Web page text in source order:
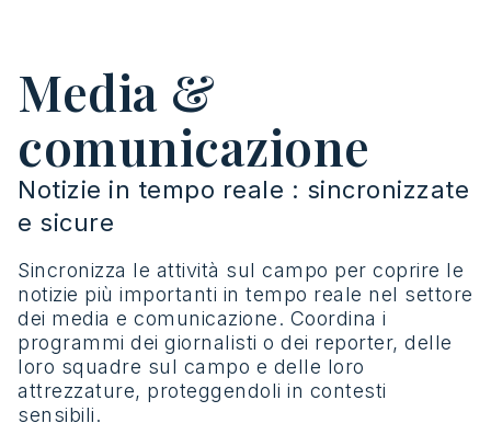
Media &
comunicazione
Notizie in tempo reale : sincronizzate
e sicure
Sincronizza le attività sul campo per coprire le
notizie più importanti in tempo reale nel settore
dei media e comunicazione. Coordina i
programmi dei giornalisti o dei reporter, delle
loro squadre sul campo e delle loro
attrezzature, proteggendoli in contesti
sensibili.